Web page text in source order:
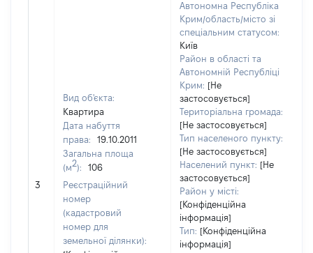
3
Вид об'єкта:
Квартира
Дата набуття
права:
19.10.2011
Загальна площа
(м2):
106
Реєстраційний
номер
(кадастровий
номер для
земельної ділянки):
Автономна Республіка
Крим/область/місто зі
спеціальним статусом:
Київ
Район в області та
Автономній Республіці
Крим: [Не
застосовується]
Територіальна громада:
[Не застосовується]
Тип населеного пункту:
[Не застосовується]
Населений пункт: [Не
застосовується]
Район у місті:
[Конфіденційна
інформація]
Тип: [Конфіденційна
інформація]